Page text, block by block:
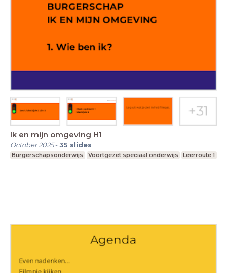
Ik en mijn omgeving H1
October 2025-35 slides
Burgerschapsonderwijs Voortgezet speciaal onderwijs Leerroute 1